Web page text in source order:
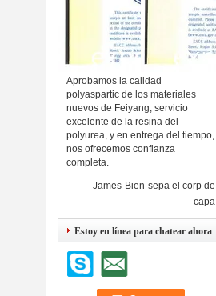
Aprobamos la calidad
polyaspartic de los materiales
nuevos de Feiyang, servicio
excelente de la resina del
polyurea, y en entrega del tiempo,
nos ofrecemos confianza
completa.
—— James-Bien-sepa el corp de
capa
Estoy en línea para chatear ahora